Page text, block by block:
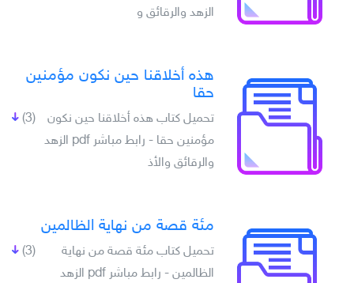
الزهد والرقائق و
هذه أخلاقنا حين نكون مؤمنين
حقا
(3)
تحميل كتاب هذه أخلاقنا حين نكون
مؤمنين حقا - رابط مباشر pdf الزهد
والرقائق والأذ
مئة قصة من نهاية الظالمين
(3)
تحميل كتاب مئة قصة من نهاية
الظالمين - رابط مباشر pdf الزهد